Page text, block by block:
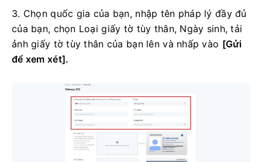
3. Chọn quốc gia của bạn, nhập tên pháp lý đầy đủ
của bạn, chọn Loại giấy tờ tùy thân, Ngày sinh, tải
ảnh giấy tờ tùy thân của bạn lên và nhấp vào [Gửi
để xem xét].